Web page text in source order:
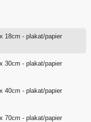
18cm - plakat/papier
30cm - plakat/papier
40cm - plakat/papier
70cm - plakat/papier